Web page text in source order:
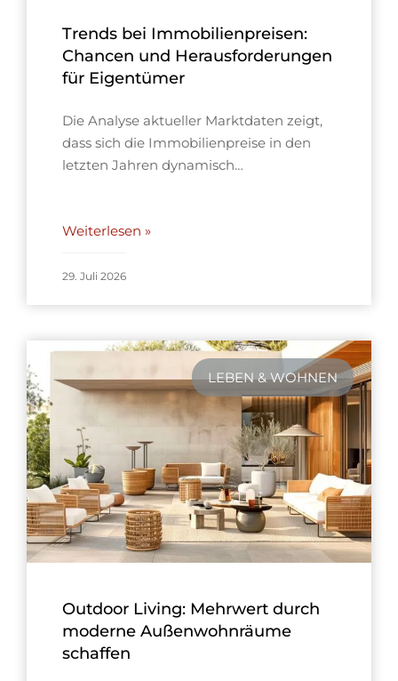
Trends bei Immobilienpreisen:
Chancen und Herausforderungen
für Eigentümer
Die Analyse aktueller Marktdaten zeigt,
dass sich die Immobilienpreise in den
letzten Jahren dynamisch…
Weiterlesen »
29. Juli 2026
LEBEN & WOHNEN
Outdoor Living: Mehrwert durch
moderne Außenwohnräume
schaffen